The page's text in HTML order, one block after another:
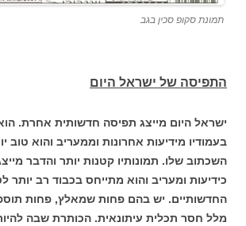
תמונת סקופ סכין בגב
התפיסה של ישראל היום
ישראל היום מייצג תפיסה חדשותית אחרת. הוא
בעמודיו מידיעות אחרונות וממעריב והוא טוב
השכתוב שלו. תמונותיו קטנות יותר והדבר
כידיעות ומעריב והוא מתייחס בכבוד רב יותר
החדשותיים. יש בהם פחות שמאלץ, פחות
מלל חסר תכלית עיתונאית. הכותרת שבה